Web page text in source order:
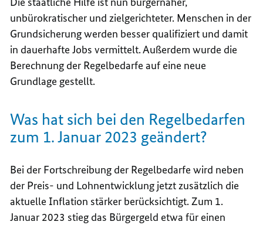
unbürokratischer und zielgerichteter. Menschen in der
Grundsicherung werden besser qualifiziert und damit
in dauerhafte Jobs vermittelt. Außerdem wurde die
Berechnung der Regelbedarfe auf eine neue
Grundlage gestellt.
Was hat sich bei den Regelbedarfen
zum 1. Januar 2023 geändert?
Bei der Fortschreibung der Regelbedarfe wird neben
der Preis- und Lohnentwicklung jetzt zusätzlich die
aktuelle Inflation stärker berücksichtigt. Zum 1.
Januar 2023 stieg das Bürgergeld etwa für einen